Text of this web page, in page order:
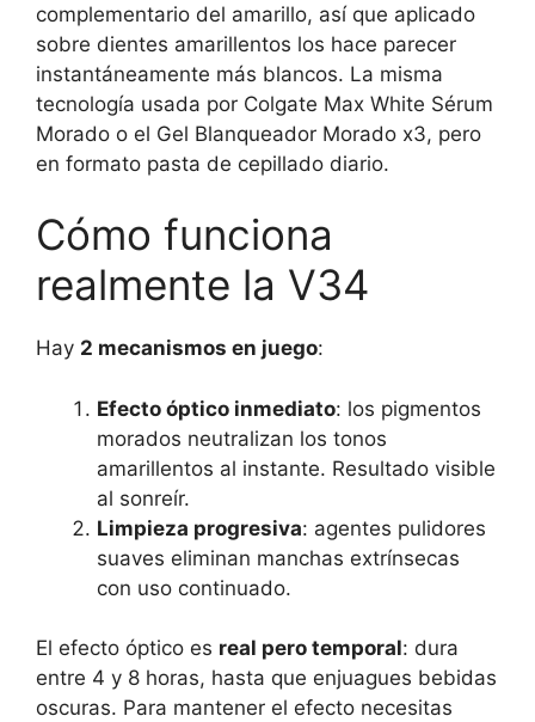
complementario del amarillo, así que aplicado
sobre dientes amarillentos los hace parecer
instantáneamente más blancos. La misma
tecnología usada por Colgate Max White Sérum
Morado o el Gel Blanqueador Morado x3, pero
en formato pasta de cepillado diario.
Cómo funciona
realmente la V34
Hay 2 mecanismos en juego:
Efecto óptico inmediato: los pigmentos
morados neutralizan los tonos
amarillentos al instante. Resultado visible
al sonreír.
Limpieza progresiva: agentes pulidores
suaves eliminan manchas extrínsecas
con uso continuado.
El efecto óptico es real pero temporal: dura
entre 4 y 8 horas, hasta que enjuagues bebidas
oscuras. Para mantener el efecto necesitas